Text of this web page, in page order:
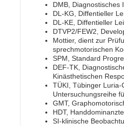
DMB, Diagnostisches
DL-KG, Diffentieller
DL-KE, Diffentieller
DTVP2/FEW2,
Mottier, dient zur
sprechmotorischen
SPM, Standard
DEF-TK,
Kinästhetischen
TÜKI, Tübinger Luria-
Untersuchungsreihe
GMT,
HDT,
SI-klinische